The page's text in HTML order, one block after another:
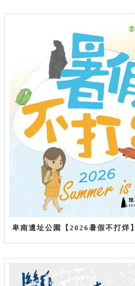
卑南遺址公園【2026暑假不打烊】